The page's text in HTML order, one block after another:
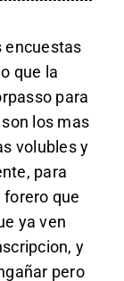
encuestas
que la
para
los mas
volubles y
para
que
ya ven
y
pero